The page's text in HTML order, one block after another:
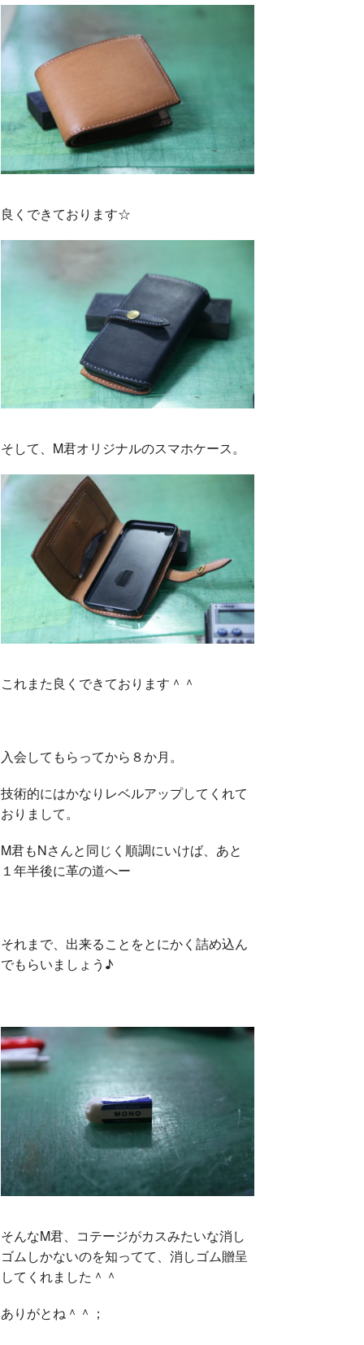
良くできております☆
そして、M君オリジナルのスマホケース。
これまた良くできております＾＾
入会してもらってから８か月。
技術的にはかなりレベルアップしてくれて
おりまして。
M君もNさんと同じく順調にいけば、あと
１年半後に革の道へー
それまで、出来ることをとにかく詰め込ん
でもらいましょう♪
そんなM君、コテージがカスみたいな消し
ゴムしかないのを知ってて、消しゴム贈呈
してくれました＾＾
ありがとね＾＾；